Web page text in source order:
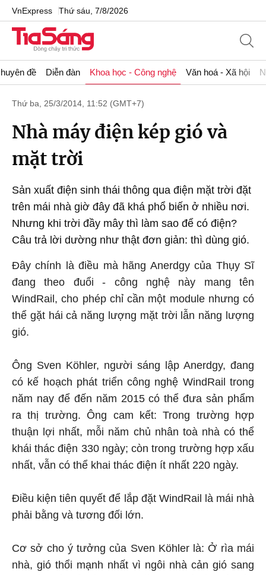
VnExpress Thứ sáu, 7/8/2026
đề Diễn đàn Khoa học - Công nghệ Văn hoá - Xã hội
Thứ ba, 25/3/2014, 11:52 (GMT+7)
Nhà máy điện kép gió và
mặt trời
Sản xuất điện sinh thái thông qua điện mặt trời đặt
trên mái nhà giờ đây đã khá phổ biến ở nhiều nơi.
Nhưng khi trời đầy mây thì làm sao để có điện?
Câu trả lời dường như thật đơn giản: thì dùng gió.
Đây chính là điều mà hãng Anerdgy của Thụy Sĩ
đang theo đuổi - công nghệ này mang tên
WindRail, cho phép chỉ cần một module nhưng có
thể gặt hái cả năng lượng mặt trời lẫn năng lượng
gió.
Ông Sven Köhler, người sáng lập Anerdgy, đang
có kế hoạch phát triển công nghệ WindRail trong
năm nay để đến năm 2015 có thể đưa sản phẩm
ra thị trường. Ông cam kết: Trong trường hợp
thuận lợi nhất, mỗi năm chủ nhân toà nhà có thể
khái thác điện 330 ngày; còn trong trường hợp xấu
nhất, vẫn có thể khai thác điện ít nhất 220 ngày.
Điều kiện tiên quyết để lắp đặt WindRail là mái nhà
phải bằng và tương đối lớn.
Cơ sở cho ý tưởng của Sven Köhler là: Ở rìa mái
nhà, gió thổi mạnh nhất vì ngôi nhà cản gió sang